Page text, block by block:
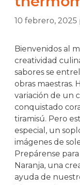
10 febrero, 2025
Bienvenidos al
creatividad
sabores se
obras maestras.
variación de un
conquistado
tiramisú. Pero
especial, un
imágenes de
Prepárense
Naranja, una
ayuda de